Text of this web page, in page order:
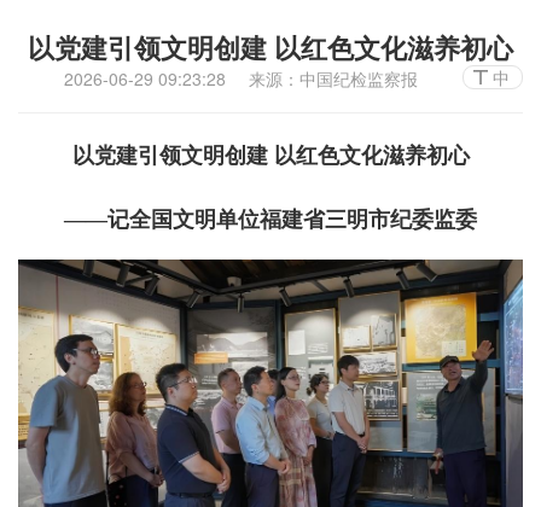
以党建引领文明创建 以红色文化滋养初心
2026-06-29 09:23:28 来源：中国纪检监察报 中
以党建引领文明创建 以红色文化滋养初心
——记全国文明单位福建省三明市纪委监委